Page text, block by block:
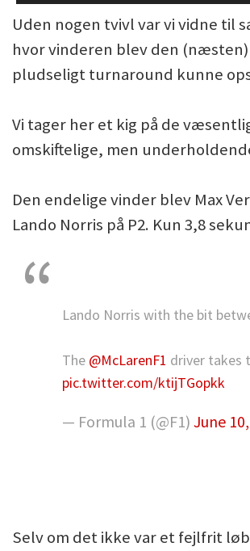
Uden nogen tvivl var vi vidne til
hvor vinderen blev den
pludseligt turnaround kunne
Vi tager her et kig på de
omskiftelige, men
Den endelige vinder blev Max
Lando Norris på P2. Kun 3,8
Lando Norris with the bit
The @McLarenF1 driver takes
pic.twitter.com/ktijTGopkk
— Formula 1 (@F1) June
Selv om det ikke var et fejlfrit